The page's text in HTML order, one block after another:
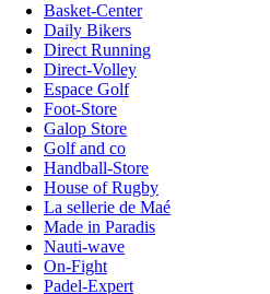
Basket-Center
Daily Bikers
Direct Running
Direct-Volley
Espace Golf
Foot-Store
Galop Store
Golf and co
Handball-Store
House of Rugby
La sellerie de Maé
Made in Paradis
Nauti-wave
On-Fight
Padel-Expert